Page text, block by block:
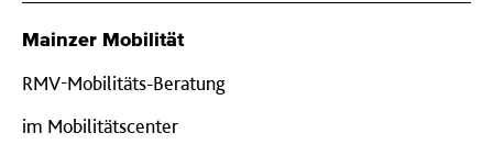
Mainzer Mobilität
RMV-Mobilitäts-Beratung
im Mobilitätscenter